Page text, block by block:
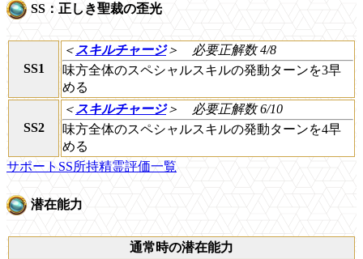
SS：正しき聖裁の歪光
SS1
＜ スキルチャージ＞
必要正解数 4/8
味方全体のスペシャルスキルの発動ターンを3早
める
SS2
＜ スキルチャージ＞
必要正解数 6/10
味方全体のスペシャルスキルの発動ターンを4早
める
サポートSS所持精霊評価一覧
潜在能力
通常時の潜在能力